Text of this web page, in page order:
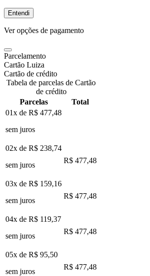
Entendi
Ver opções de pagamento
Parcelamento
Cartão Luiza
Cartão de crédito
Tabela de parcelas de Cartão
de crédito
Parcelas
Total
01x de R$ 477,48
sem juros
02x de R$ 238,74
sem juros
R$ 477,48
03x de R$ 159,16
sem juros
R$ 477,48
04x de R$ 119,37
sem juros
R$ 477,48
05x de R$ 95,50
sem juros
R$ 477,48